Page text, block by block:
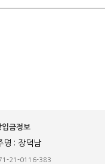
입금정보
명 : 장덕남
21-0116-383